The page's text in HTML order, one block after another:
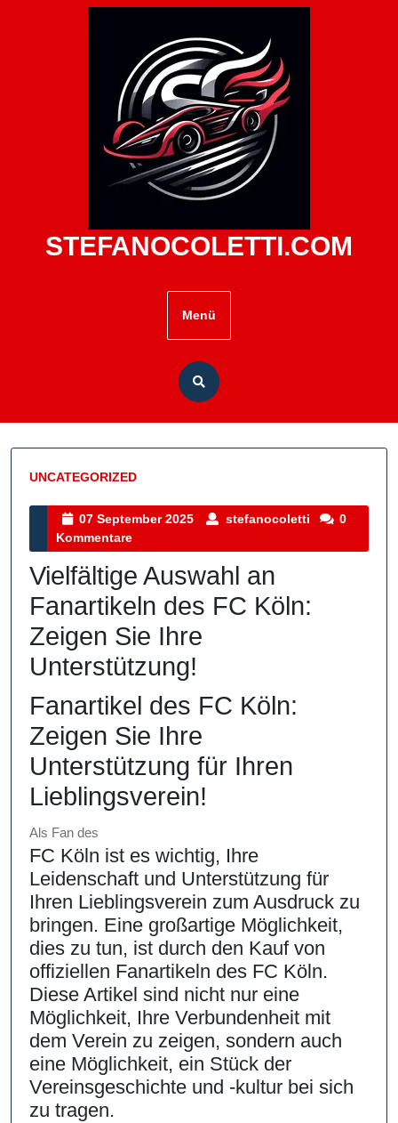
STEFANOCOLETTI.COM
Menü
UNCATEGORIZED
Kategorie
07 September 2025
07
2025
stefanocoletti stefanocoletti
0
Kommentare
Vielfältige Auswahl an
Fanartikeln des FC Köln:
Zeigen Sie Ihre
Unterstützung!
Fanartikel des FC Köln:
Zeigen Sie Ihre
Unterstützung für Ihren
Lieblingsverein!
Als Fan des
FC Köln ist es wichtig, Ihre
Leidenschaft und Unterstützung für
Ihren Lieblingsverein zum Ausdruck zu
bringen. Eine großartige Möglichkeit,
dies zu tun, ist durch den Kauf von
offiziellen Fanartikeln des FC Köln.
Diese Artikel sind nicht nur eine
Möglichkeit, Ihre Verbundenheit mit
dem Verein zu zeigen, sondern auch
eine Möglichkeit, ein Stück der
Vereinsgeschichte und -kultur bei sich
zu tragen.